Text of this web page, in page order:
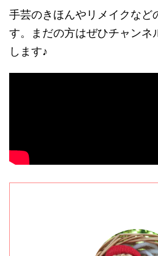
手芸のきほんやリメイクなど
す。まだの方はぜひチャンネ
します♪